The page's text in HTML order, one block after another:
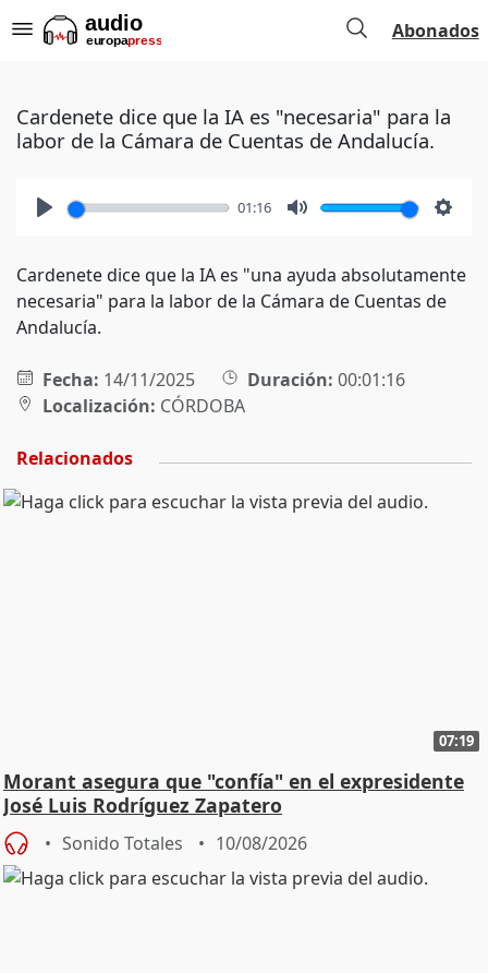
Abonados
Cardenete dice que la IA es "necesaria" para la
labor de la Cámara de Cuentas de Andalucía.
01:16
Cardenete dice que la IA es "una ayuda absolutamente
necesaria" para la labor de la Cámara de Cuentas de
Andalucía.
Fecha: 14/11/2025 Duración: 00:01:16
Localización: CÓRDOBA
Relacionados
07:19
Morant asegura que "confía" en el expresidente
José Luis Rodríguez Zapatero
Sonido Totales 10/08/2026